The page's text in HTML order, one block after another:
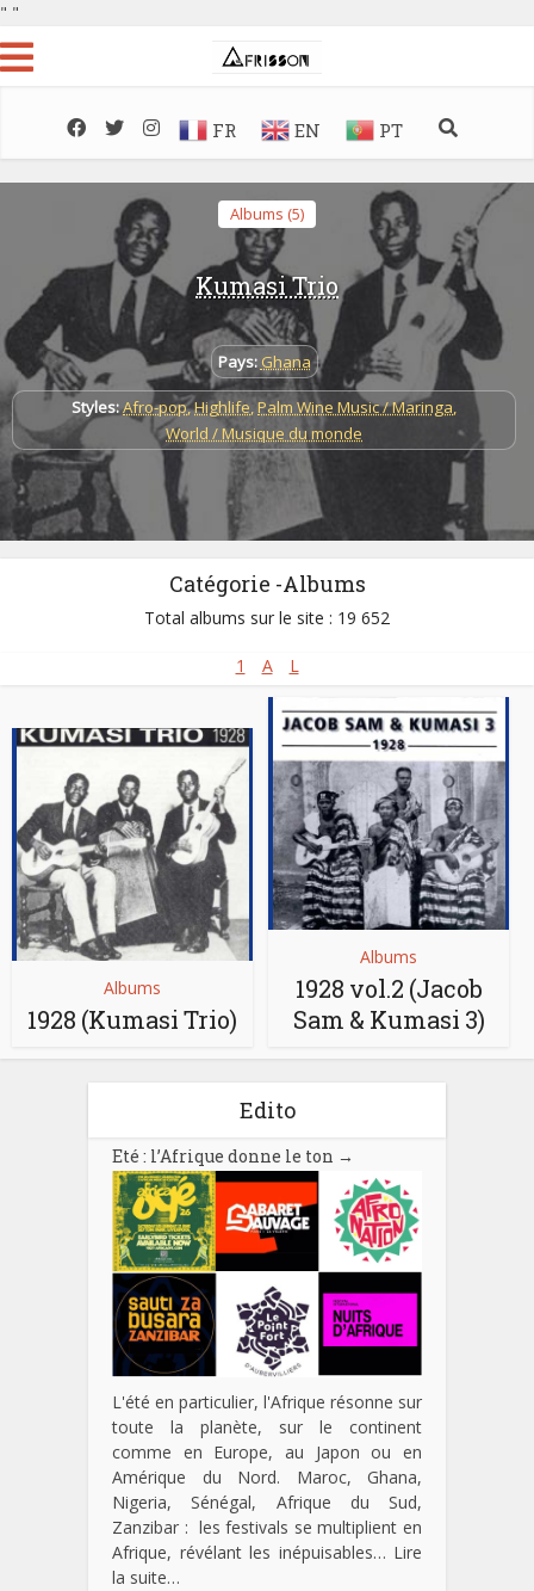
" "
FR EN PT
Albums (5)
Kumasi Trio
Pays: Ghana
Styles:Afro-pop,Highlife,Palm Wine Music / Maringa,
World / Musique du monde
Catégorie -Albums
Total albums sur le site : 19 652
1 A L
Albums
1928 (Kumasi Trio)
Albums
1928 vol.2 (Jacob
Sam & Kumasi 3)
Edito
Eté : l’Afrique donne le ton →
L'été en particulier, l'Afrique résonne sur
toute la planète, sur le continent
comme en Europe, au Japon ou en
Amérique du Nord. Maroc, Ghana,
Nigeria, Sénégal, Afrique du Sud,
Zanzibar : les festivals se multiplient en
Afrique, révélant les inépuisables… Lire
la suite…